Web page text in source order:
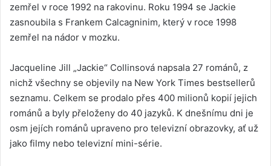
zemřel v roce 1992 na rakovinu. Roku 1994 se Jackie
zasnoubila s Frankem Calcagninim, který v roce 1998
zemřel na nádor v mozku.
Jacqueline Jill „Jackie“ Collinsová napsala 27 románů, z
nichž všechny se objevily na New York Times bestsellerů
seznamu. Celkem se prodalo přes 400 milionů kopií jejich
románů a byly přeloženy do 40 jazyků. K dnešnímu dni je
osm jejích románů upraveno pro televizní obrazovky, ať už
jako filmy nebo televizní mini-série.